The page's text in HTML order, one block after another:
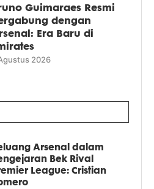
Guimaraes Resmi
dengan
Era Baru di
2026
Arsenal dalam
Bek Rival
League: Cristian